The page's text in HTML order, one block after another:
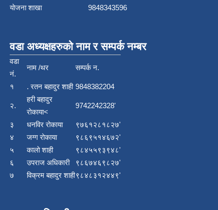
योजना शाखा
9848343596
वडा अध्यक्षहरुको नाम र सम्पर्क नम्बर
वडा
नं.
नाम /थर सम्पर्क न.
१ . रतन बहादुर शाही 9848382204
२.
हरी बहादुर
रोकाया<
9742242328'
३ धनविर रोकाया
९७६१२८१८२७'
४
जग्ग रोकाया
९८६९५१४६७२'
५
कालो शाही
९८४५५९३९४८'
६
उपराज अधिकारी
९८६७४६९८२७'
७
विक्रम बहादुर शाही९८४८३१२४४९'